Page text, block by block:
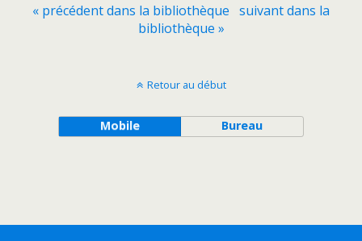
« précédent dans la bibliothèque suivant dans la
bibliothèque »
Retour au début
Mobile Bureau